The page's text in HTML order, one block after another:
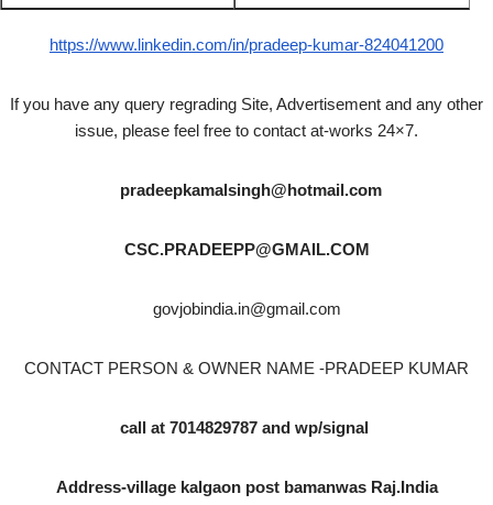
https://www.linkedin.com/in/pradeep-kumar-824041200
If you have any query regrading Site, Advertisement and any other
issue, please feel free to contact at-works 24×7.
pradeepkamalsingh@hotmail.com
CSC.PRADEEPP@GMAIL.COM
govjobindia.in@gmail.com
CONTACT PERSON & OWNER NAME -PRADEEP KUMAR
call at 7014829787 and wp/signal
Address-village kalgaon post bamanwas Raj.India